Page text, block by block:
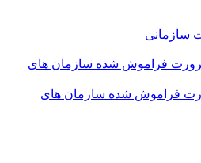
سازمانی
فراموش شده سازمان های